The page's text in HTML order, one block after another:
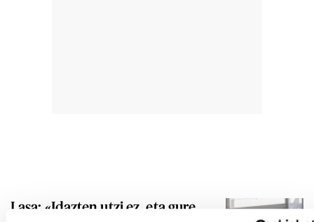
Lasa: «Idazten utzi ez, eta gure